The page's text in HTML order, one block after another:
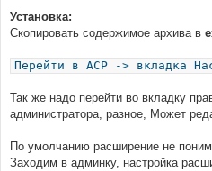
Установка:
Скопировать содержимое архива в
Перейти в ACP -> вкладка
Так же надо перейти во вкладку
администратора, разное, Может
По умолчанию расширение не
Заходим в админку, настройка